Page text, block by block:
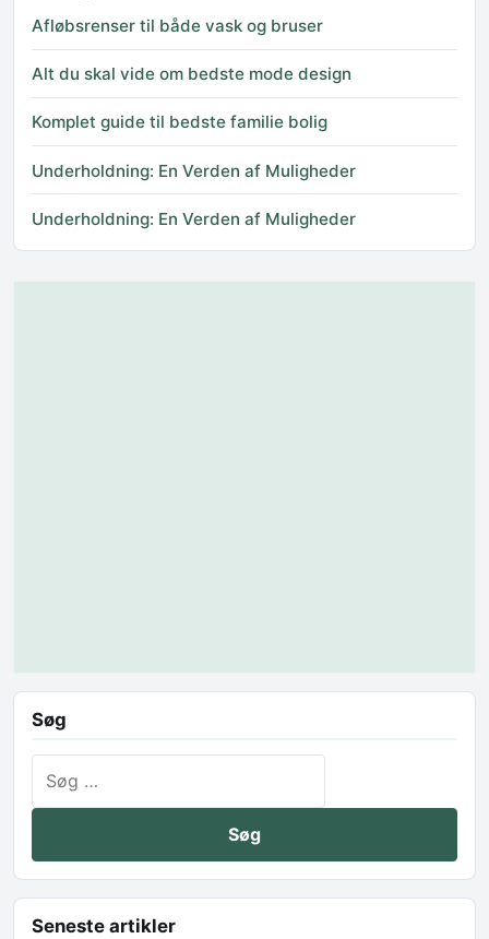
Afløbsrenser til både vask og bruser
Alt du skal vide om bedste mode design
Komplet guide til bedste familie bolig
Underholdning: En Verden af Muligheder
Underholdning: En Verden af Muligheder
Søg
Seneste artikler